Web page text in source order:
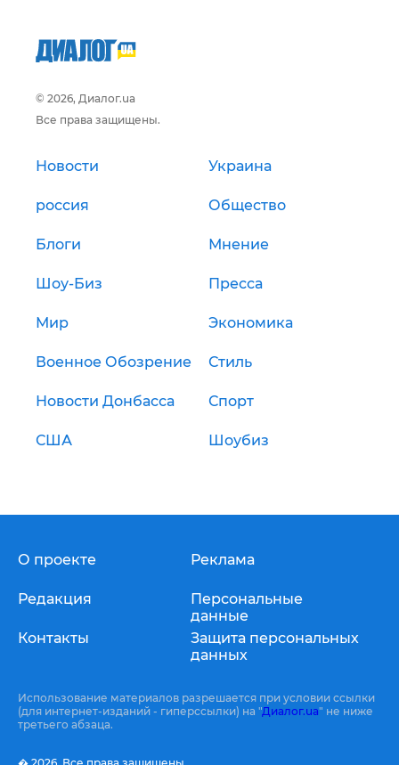
© 2026, Диалог.ua
Все права защищены.
Новости Украина
россия Общество
Блоги Мнение
Шоу-Биз Пресса
Мир Экономика
Военное Обозрение Стиль
Новости Донбасса Спорт
США Шоубиз
О проекте
Редакция
Контакты
Реклама
Персональные
данные
Защита персональных
данных
Использование материалов разрешается при условии ссылки
(для интернет-изданий - гиперссылки) на "Диалог.ua" не ниже
третьего абзаца.